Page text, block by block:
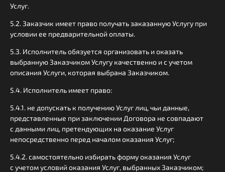
Услуг.
5.2. Заказчик имеет право получать заказанную Услугу при
условии ее предварительной оплаты.
5.3. Исполнитель обязуется организовать и оказать
выбранную Заказчиком Услугу качественно и с учетом
описания Услуги, которая выбрана Заказчиком.
5.4. Исполнитель имеет право:
5.4.1. не допускать к получению Услуг лиц, чьи данные,
представленные при заключении Договора не совпадают
с данными лиц, претендующих на оказание Услуг
непосредственно перед началом оказания Услуг;
5.4.2. самостоятельно избирать форму оказания Услуг
с учетом условий оказания Услуг, выбранных Заказчиком;